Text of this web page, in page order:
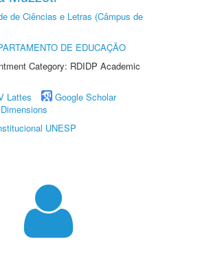
de Ciências e Letras (Câmpus de
DE EDUCAÇÃO
Category: RDIDP Academic
Lattes
Google Scholar
Dimensions
UNESP